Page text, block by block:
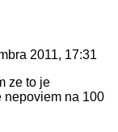
2011, 17:31
ze to je
nepoviem na 100